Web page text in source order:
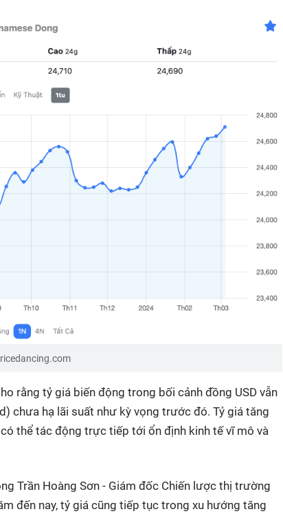
rằng tỷ giá biến động trong bối cảnh đồng USD vẫn
chưa hạ lãi suất như kỳ vọng trước đó. Tỷ giá tăng
thể tác động trực tiếp tới ổn định kinh tế vĩ mô và
Trần Hoàng Sơn - Giám đốc Chiến lược thị trường
đến nay, tỷ giá cũng tiếp tục trong xu hướng tăng